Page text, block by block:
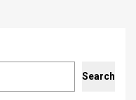
Search